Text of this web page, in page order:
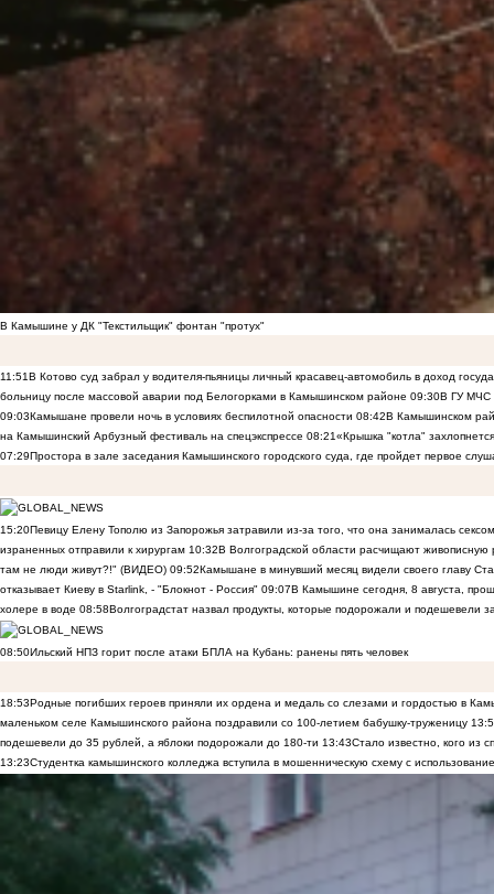
В Камышине у ДК "Текстильщик" фонтан "протух"
11:51В Котово суд забрал у водителя-пьяницы личный красавец-автомобиль в доход
больницу после массовой аварии под Белогорками в Камышинском районе 09:30В ГУ МЧС
09:03Камышане провели ночь в условиях беспилотной опасности 08:42В Камышинском
на Камышинский Арбузный фестиваль на спецэкспрессе 08:21«Крышка "котла"
07:29Простора в зале заседания Камышинского городского суда, где пройдет первое
15:20Певицу Елену Тополю из Запорожья затравили из-за того, что она занималась
израненных отправили к хирургам 10:32В Волгоградской области расчищают
там не люди живут?!" (ВИДЕО) 09:52Камышане в минувший месяц видели своего главу
отказывает Киеву в Starlink, - "Блокнот - Россия" 09:07В Камышине сегодня, 8 августа,
холере в воде 08:58Волгоградстат назвал продукты, которые подорожали и подешевели
08:50Ильский НПЗ горит после атаки БПЛА на Кубань: ранены пять человек
18:53Родные погибших героев приняли их ордена и медаль со слезами и гордостью в
маленьком селе Камышинского района поздравили со 100-летием бабушку-труженицу
подешевели до 35 рублей, а яблоки подорожали до 180-ти 13:43Стало известно, кого из
13:23Студентка камышинского колледжа вступила в мошенническую схему с